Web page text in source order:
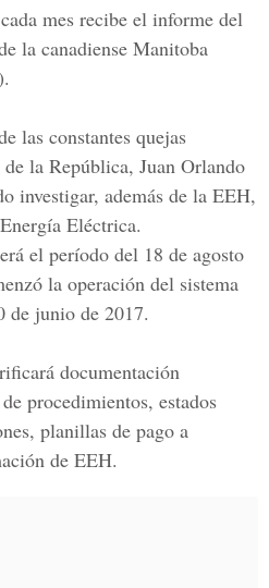
mes recibe el informe del
la canadiense Manitoba
las constantes quejas
la República, Juan Orlando
investigar, además de la EEH,
Eléctrica.
el período del 18 de agosto
la operación del sistema
de junio de 2017.
documentación
procedimientos, estados
planillas de pago a
de EEH.